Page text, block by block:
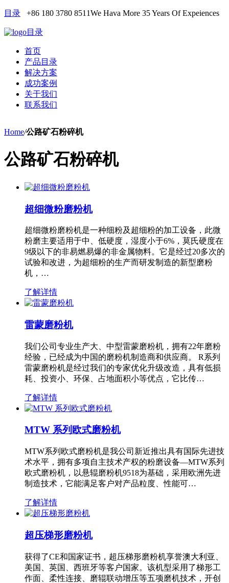
目录 +86 180 3780 8511We Hava More 35 Years Of Expeiences
目录
首页
产品目录
解决方案
成功案例
关于我们
联系我们
Home/公路矿石粉碎机
公路矿石粉碎机
超细微粉磨粉机
超细微粉磨粉机是一种细粉及超细粉的加工设备，此微
粉磨主要适用于中、低硬度，湿度小于6%，莫氏硬度在
9级以下的非易燃易爆的非金属物料。它是经过20多次的
试验和改进，为超细粉的生产而研发制造的新型磨粉
机，…
了解详情
雷蒙磨粉机
我们公司专业生产大、中型雷蒙磨粉机，拥有22年磨粉
经验，已经成为中国的磨粉机制造商和供应商。 R系列
雷蒙磨粉机是经过我们的专家优化升级改造，具有低损
耗、投资小、环保、占地面积小等优点，它比传…
了解详情
MTW 系列欧式磨粉机
MTW系列欧式磨粉机是我公司新近推出具有国际先进技
术水平，拥有多项自主技术产权的粉磨设备—MTW系列
欧式磨粉机，以悬辊磨粉机9518为基础，采用欧洲先进
制造技术，它能满足客户对产品粒度、性能可…
了解详情
超压梯形磨粉机
获得了CE和国家证书，超压梯形磨粉机享誉澳大利亚、
美国、英国、西班牙等客户国家。该机型采用了梯形工
作面、柔性连接、磨辊联动增压等五项磨机技术，开创